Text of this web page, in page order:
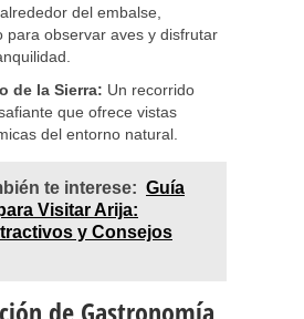
del embalse,
para observar aves y disfrutar
de la Sierra: Un recorrido
que ofrece vistas
del entorno natural.
te interese: Guía
Visitar Arija:
y Consejos